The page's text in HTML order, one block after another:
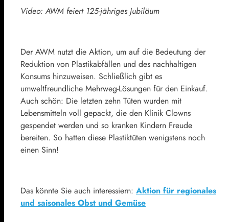
Video: AWM feiert 125-jähriges Jubiläum
Der AWM nutzt die Aktion, um auf die Bedeutung der
Reduktion von Plastikabfällen und des nachhaltigen
Konsums hinzuweisen. Schließlich gibt es
umweltfreundliche Mehrweg-Lösungen für den Einkauf.
Auch schön: Die letzten zehn Tüten wurden mit
Lebensmitteln voll gepackt, die den Klinik Clowns
gespendet werden und so kranken Kindern Freude
bereiten. So hatten diese Plastiktüten wenigstens noch
einen Sinn!
Das könnte Sie auch interessiern: Aktion für regionales
und saisonales Obst und Gemüse